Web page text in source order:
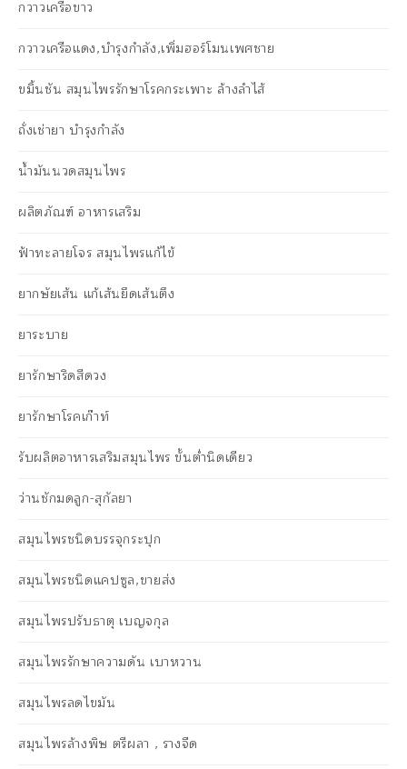
กวาวเครือขาว
กวาวเครือแดง,บำรุงกำลัง,เพิ่มฮอร์โมนเพศชาย
ขมิ้นชัน สมุนไพรรักษาโรคกระเพาะ ล้างลำไส้
ถั่งเช่ายา บำรุงกำลัง
น้ำมันนวดสมุนไพร
ผลิตภัณฑ์ อาหารเสริม
ฟ้าทะลายโจร สมุนไพรแก้ไข้
ยากษัยเส้น แก้เส้นยึดเส้นตึง
ยาระบาย
ยารักษาริดสีดวง
ยารักษาโรคเก๊าท์
รับผลิตอาหารเสริมสมุนไพร ขั้นต่ำนิดเดียว
ว่านชักมดลูก-สุกัลยา
สมุนไพรชนิดบรรจุกระปุก
สมุนไพรชนิดแคปซูล,ขายส่ง
สมุนไพรปรับธาตุ เบญจกุล
สมุนไพรรักษาความดัน เบาหวาน
สมุนไพรลดไขมัน
สมุนไพรล้างพิษ ตรีผลา , รางจืด